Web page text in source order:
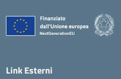
Link Esterni